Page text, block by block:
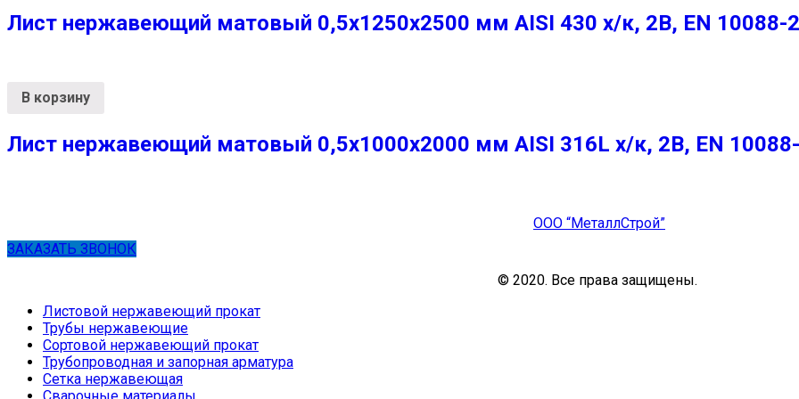
Лист нержавеющий матовый 0,5х1250х2500 мм AISI 430 х/к, 2B, EN 10088-2
В корзину
Лист нержавеющий матовый 0,5х1000х2000 мм AISI 316L х/к, 2B, EN
ООО “МеталлСтрой”
ЗАКАЗАТЬ ЗВОНОК
© 2020. Все права защищены.
Листовой нержавеющий прокат
Трубы нержавеющие
Сортовой нержавеющий прокат
Трубопроводная и запорная арматура
Сетка нержавеющая
Сварочные материалы